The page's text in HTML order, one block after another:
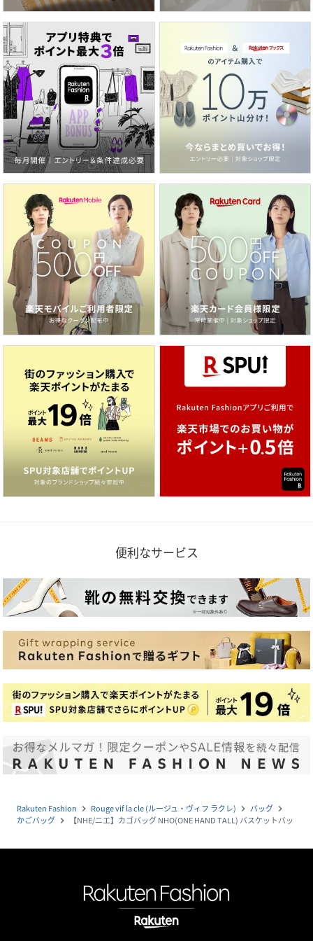
便利なサービス
Rakuten Fashion navigate_next Rouge vif la cle (ルージュ・ヴィフ ラクレ) navigate_next バッグ navigate_next
かごバッグ navigate_next 【NHE/ニエ】カゴバッグ NHO(ONE HAND TALL) バスケットバッ